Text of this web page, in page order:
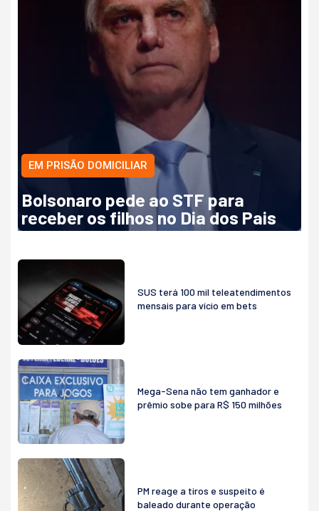
EM PRISÃO DOMICILIAR
Bolsonaro pede ao STF para
receber os filhos no Dia dos Pais
SUS terá 100 mil teleatendimentos
mensais para vício em bets
Mega-Sena não tem ganhador e
prêmio sobe para R$ 150 milhões
PM reage a tiros e suspeito é
baleado durante operação